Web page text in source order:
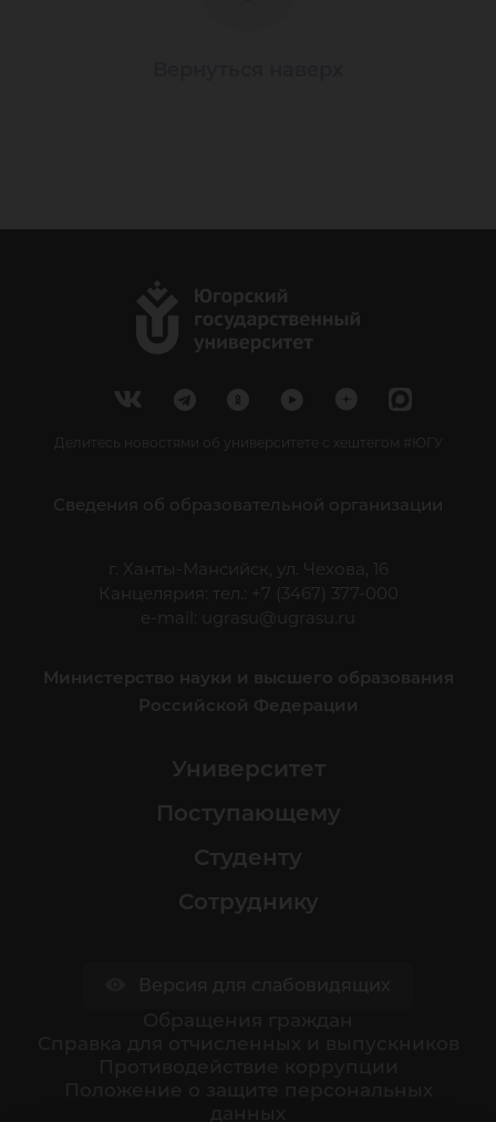
Делитесь новостями об университете с хештегом #ЮГУ
Сведения об образовательной организации
г. Ханты-Мансийск, ул. Чехова, 16
Канцелярия: тел.: +7 (3467) 377-000
e-mail:
ugrasu@ugrasu.ru
Министерство науки и высшего образования
Российской Федерации
Университет
Поступающему
Студенту
Сотруднику